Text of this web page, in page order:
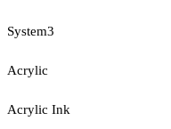
System3
Acrylic
Acrylic Ink